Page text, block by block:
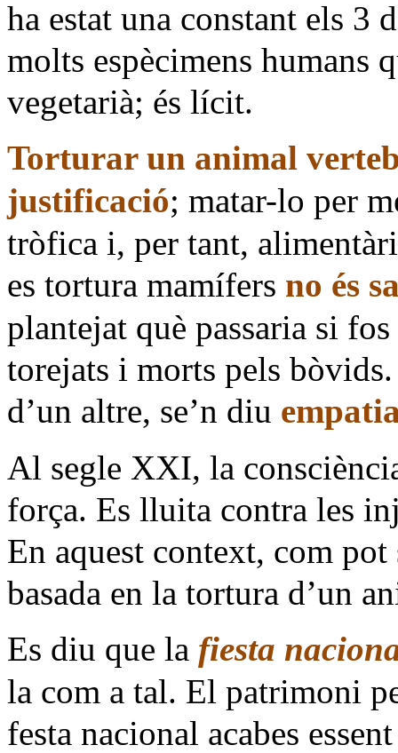
ha estat una constant els 3
molts espècimens humans
vegetarià; és lícit.
Torturar un animal
justificació; matar-lo per
tròfica i, per tant,
es tortura mamífers no és
plantejat què passaria si
torejats i morts pels
d’un altre, se’n diu
Al segle XXI, la
força. Es lluita contra les
En aquest context, com
basada en la tortura d’un
Es diu que la fiesta
la com a tal. El patrimoni
festa nacional acabes